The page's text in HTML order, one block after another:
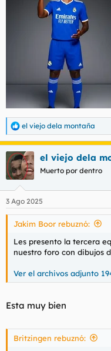
R
e
a
c
c
i
e
s
el viejo dela montaña
el viejo dela
Muerto por dentro
3 Ago 2025
Jakim Boor rebuznó:
Les presento la tercera
nuestro foro con dibujos
Ver el archivos adjunto
Esta muy bien
Britzingen rebuznó: